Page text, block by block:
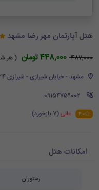
هتل آپارتمان مهر رضا مشهد
487,000 448,000 تومان
( هر
مشهد - خیابان شیرازی - شیرازی 24
‪ 09154759002
4.0 عالی (7 بازخورد)
امکانات هتل
رستوران